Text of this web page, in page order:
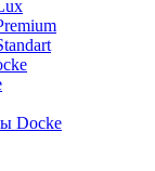
Docke